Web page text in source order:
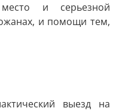
и серьезной
и помощи тем,
выезд на